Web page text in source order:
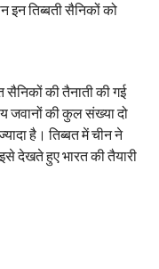
इन तिब्बती सैनिकों को
सैनिकों की तैनाती की गई
जवानों की कुल संख्या दो
है। तिब्बत में चीन ने
देखते हुए भारत की तैयारी